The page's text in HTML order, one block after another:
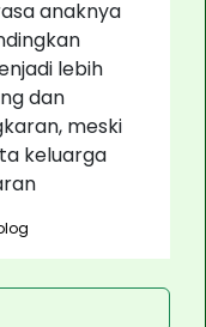
anaknya
lebih
dan
meski
keluarga